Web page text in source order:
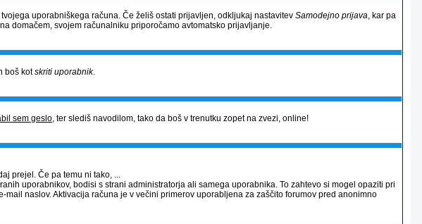
uporabniškega računa. Če želiš ostati prijavljen, odkljukaj nastavitev Samodejno prijava, kar pa
domačem, svojem računalniku priporočamo avtomatsko prijavljanje.
boš kotskriti uporabnik.
sem geslo, ter slediš navodilom, tako da boš v trenutku zopet na zvezi, online!
prejel. Če pa temu ni tako, ...
uporabnikov, bodisi s strani administratorja ali samega uporabnika. To zahtevo si mogel opaziti pri
naslov. Aktivacija računa je v večini primerov uporabljena za zaščito forumov pred anonimno